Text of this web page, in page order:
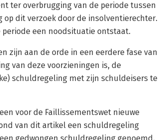
ter overbrugging van de periode tussen
op dit verzoek door de insolventierechter.
een noodsituatie ontstaat.
zijn aan de orde in een eerdere fase van
van deze voorzieningen is, de
schuldregeling met zijn schuldeisers te
voor de Faillissementswet nieuwe
van dit artikel een schuldregeling